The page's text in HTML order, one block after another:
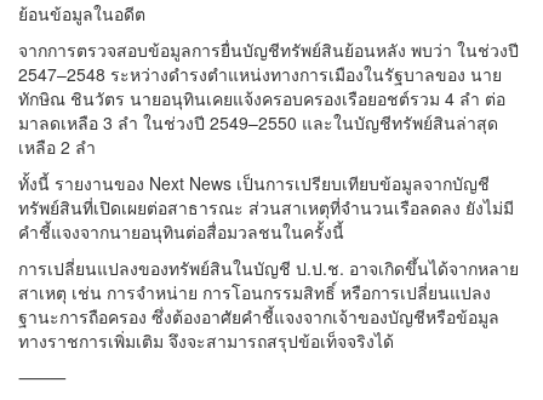
ย้อนข้อมูลในอดีต
จากการตรวจสอบข้อมูลการยื่นบัญชีทรัพย์สินย้อนหลัง พบว่า ในช่วงปี
2547–2548 ระหว่างดำรงตำแหน่งทางการเมืองในรัฐบาลของ นาย
ทักษิณ ชินวัตร นายอนุทินเคยแจ้งครอบครองเรือยอชต์รวม 4 ลำ ต่อ
มาลดเหลือ 3 ลำ ในช่วงปี 2549–2550 และในบัญชีทรัพย์สินล่าสุด
เหลือ 2 ลำ
ทั้งนี้ รายงานของ Next News เป็นการเปรียบเทียบข้อมูลจากบัญชี
ทรัพย์สินที่เปิดเผยต่อสาธารณะ ส่วนสาเหตุที่จำนวนเรือลดลง ยังไม่มี
คำชี้แจงจากนายอนุทินต่อสื่อมวลชนในครั้งนี้
การเปลี่ยนแปลงของทรัพย์สินในบัญชี ป.ป.ช. อาจเกิดขึ้นได้จากหลาย
สาเหตุ เช่น การจำหน่าย การโอนกรรมสิทธิ์ หรือการเปลี่ยนแปลง
ฐานะการถือครอง ซึ่งต้องอาศัยคำชี้แจงจากเจ้าของบัญชีหรือข้อมูล
ทางราชการเพิ่มเติม จึงจะสามารถสรุปข้อเท็จจริงได้
⸻